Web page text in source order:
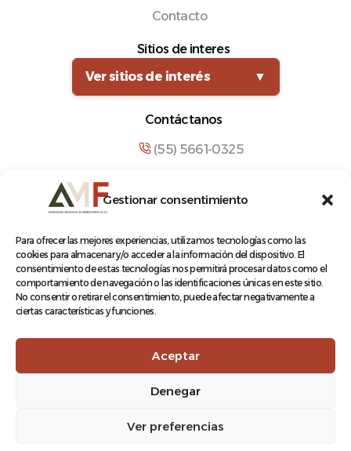
Gestionar consentimiento
Para ofrecer las mejores experiencias, utilizamos tecnologías como las
cookies para almacenar y/o acceder a la información del dispositivo. El
consentimiento de estas tecnologías nos permitirá procesar datos como el
comportamiento de navegación o las identificaciones únicas en este sitio.
No consentir o retirar el consentimiento, puede afectar negativamente a
ciertas características y funciones.
Aceptar
Denegar
Ver preferencias
Contacto
Sitios de interes
Ver sitios de interés
▼
Contáctanos
(55) 5661-0325
Manuel María Contreras 133, Cuauhtémoc,
Terminos y condiciones
Log In